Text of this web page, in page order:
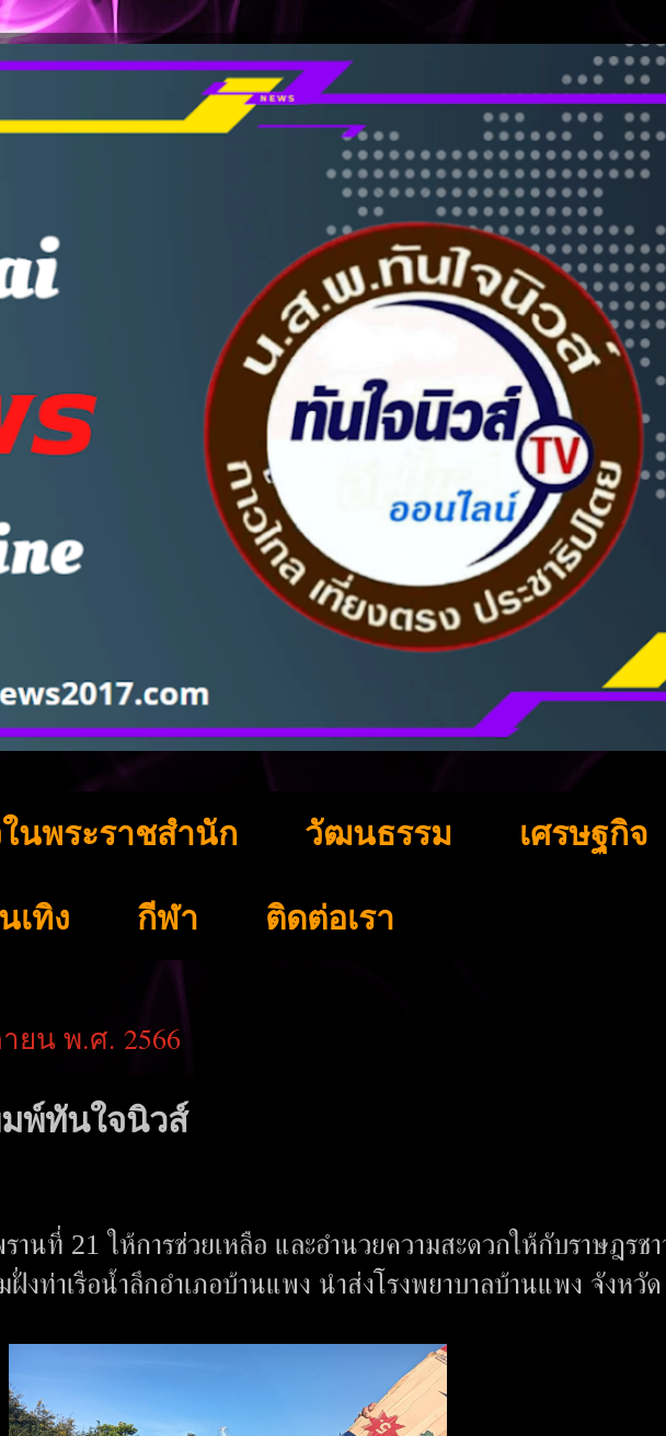
นพระราชสำนัก วัฒนธรรม เศรษฐกิจ
เทิง กีฬา ติดต่อเรา
ยน พ.ศ. 2566
พ์ทันใจนิวส์
านที่ 21 ให้การช่วยเหลือ และอำนวยความสะดวกให้กับราษฎรชา
งท่าเรือน้ำลึกอำเภอบ้านแพง นำส่งโรงพยาบาลบ้านแพง จังหวัด